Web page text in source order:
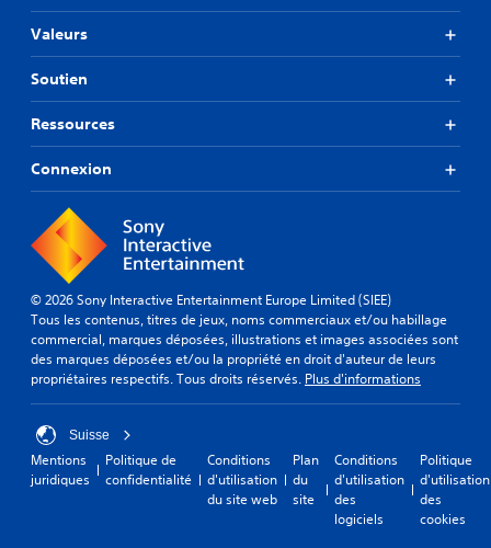
Valeurs
Soutien
Ressources
Connexion
© 2026 Sony Interactive Entertainment Europe Limited (SIEE)
Tous les contenus, titres de jeux, noms commerciaux et/ou habillage
commercial, marques déposées, illustrations et images associées sont
des marques déposées et/ou la propriété en droit d'auteur de leurs
propriétaires respectifs. Tous droits réservés. Plus d'informations
Suisse
Mentions
juridiques
Politique de
confidentialité
Conditions
d'utilisation
du site web
Plan
du
site
Conditions
d'utilisation
des
logiciels
Politique
d'utilisation
des
cookies